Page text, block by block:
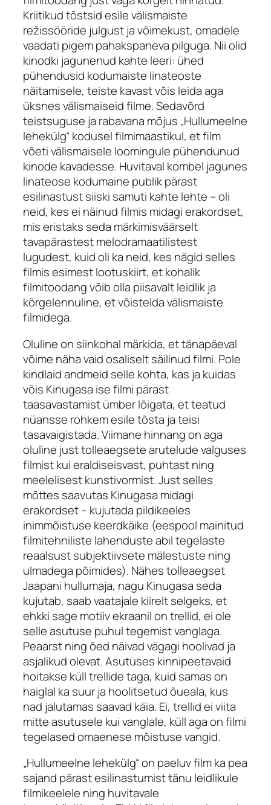
Kriitikud tõstsid esile välismaiste
režissööride julgust ja võimekust, omadele
vaadati pigem pahakspaneva pilguga. Nii olid
kinodki jagunenud kahte leeri: ühed
pühendusid kodumaiste linateoste
näitamisele, teiste kavast võis leida aga
üksnes välismaiseid filme. Sedavõrd
teistsuguse ja rabavana mõjus „Hullumeelne
lehekülg“ kodusel filmimaastikul, et film
võeti välismaisele loomingule pühendunud
kinode kavadesse. Huvitaval kombel jagunes
linateose kodumaine publik pärast
esilinastust siiski samuti kahte lehte – oli
neid, kes ei näinud filmis midagi erakordset,
mis eristaks seda märkimisväärselt
tavapärastest melodramaatilistest
lugudest, kuid oli ka neid, kes nägid selles
filmis esimest lootuskiirt, et kohalik
filmitoodang võib olla piisavalt leidlik ja
kõrgelennuline, et võistelda välismaiste
filmidega.
Oluline on siinkohal märkida, et tänapäeval
võime näha vaid osaliselt säilinud filmi. Pole
kindlaid andmeid selle kohta, kas ja kuidas
võis Kinugasa ise filmi pärast
taasavastamist ümber lõigata, et teatud
nüansse rohkem esile tõsta ja teisi
tasavaigistada. Viimane hinnang on aga
oluline just tolleaegsete arutelude valguses
filmist kui eraldiseisvast, puhtast ning
meelelisest kunstivormist. Just selles
mõttes saavutas Kinugasa midagi
erakordset – kujutada pildikeeles
inimmõistuse keerdkäike (eespool mainitud
filmitehniliste lahenduste abil tegelaste
reaalsust subjektiivsete mälestuste ning
ulmadega põimides). Nähes tolleaegset
Jaapani hullumaja, nagu Kinugasa seda
kujutab, saab vaatajale kiirelt selgeks, et
ehkki sage motiiv ekraanil on trellid, ei ole
selle asutuse puhul tegemist vanglaga.
Peaarst ning õed näivad vägagi hoolivad ja
asjalikud olevat. Asutuses kinnipeetavaid
hoitakse küll trellide taga, kuid samas on
haiglal ka suur ja hoolitsetud õueala, kus
nad jalutamas saavad käia. Ei, trellid ei viita
mitte asutusele kui vanglale, küll aga on filmi
tegelased omaenese mõistuse vangid.
„Hullumeelne lehekülg“ on paeluv film ka pea
sajand pärast esilinastumist tänu leidlikule
filmikeelele ning huvitavale